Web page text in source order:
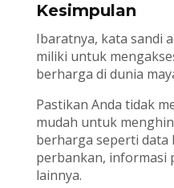
Kesimpulan
Ibaratnya, kata sandi
miliki untuk
berharga di dunia
Pastikan Anda tidak
mudah untuk
berharga seperti data
perbankan, informasi
lainnya.